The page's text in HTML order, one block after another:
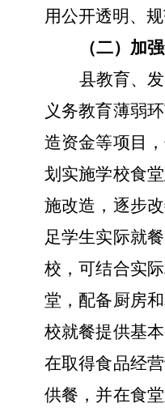
用公开透明、规
（二）加
县教育、
义务教育薄弱
造资金等项目，
划实施学校食
施改造， 逐步
足学生实际就
校，可结合实
堂 ， 配备厨房
校就餐提供基
在取得食品经
供餐， 并在食